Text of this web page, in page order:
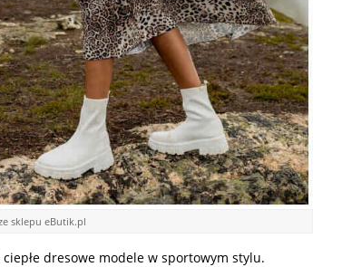
sklepu eButik.pl
dresowe modele w sportowym stylu.